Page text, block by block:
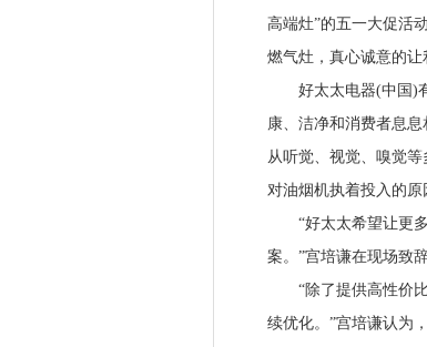
高端灶”的五一大促活
燃气灶，真心诚意的让
好太太电器(中国)有
康、洁净和消费者息
从听觉、视觉、嗅觉
对油烟机执着投入的原
“好太太希望让更多
案。”宫培谦在现场致
“除了提供高性价比
续优化。”宫培谦认为